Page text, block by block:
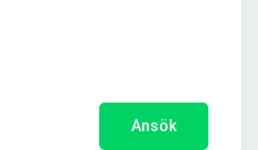
Ansök